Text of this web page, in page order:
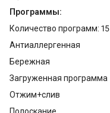
Программы:
Количество программ: 15
Aнтиаллергенная
Бережная
Загруженная программа
Отжим+слив